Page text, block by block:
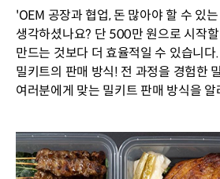
'OEM 공장과 협업, 돈 많아야 할 수 있
생각하셨나요? 단 500만 원으로 시작
만드는 것보다 더 효율적일 수 있습니
밀키트의 판매 방식! 전 과정을 경험한
여러분에게 맞는 밀키트 판매 방식을 알